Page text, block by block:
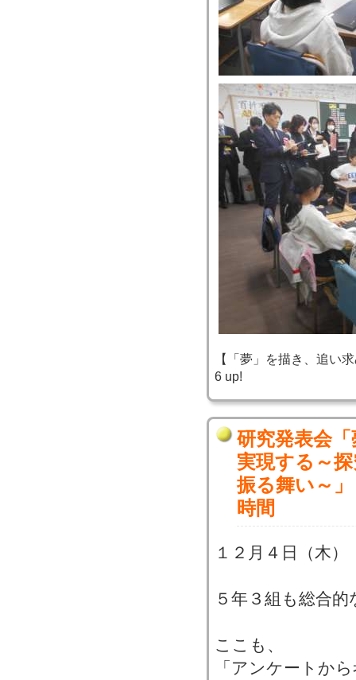
【「夢」を描き、追い
6 up!
研究発表会
実現する～
振る舞い～
時間
１２月４日（木）
５年３組も総合
ここも、
「アンケートか